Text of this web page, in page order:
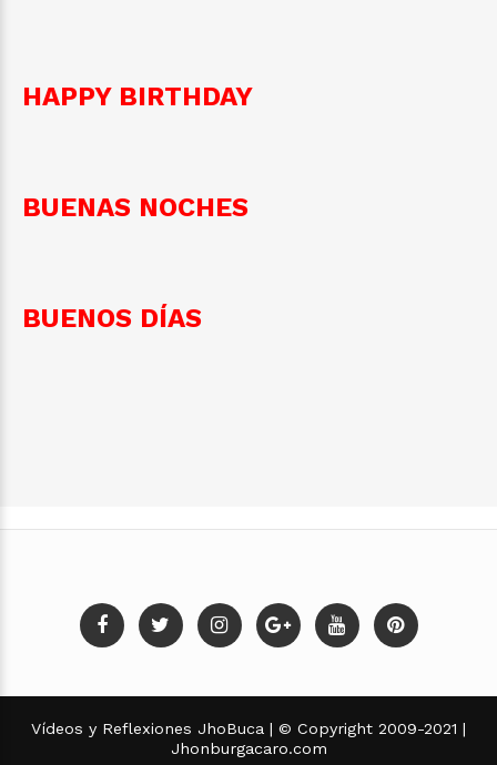
HAPPY BIRTHDAY
BUENAS NOCHES
BUENOS DÍAS
Vídeos y Reflexiones JhoBuca | © Copyright 2009-2021 |
Jhonburgacaro.com